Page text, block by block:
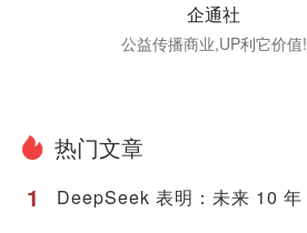
企通社
公益传播商业,UP利它价值!
热门文章
1